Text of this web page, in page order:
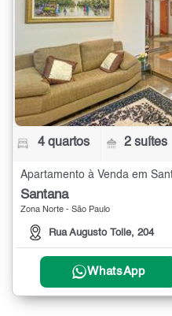
4 quartos 2 suítes
Apartamento à Venda em
Santana
Zona Norte - São Paulo
Rua Augusto Tolle, 204
WhatsApp